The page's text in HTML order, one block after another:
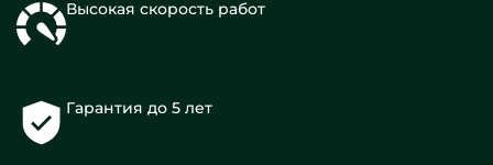
Высокая скорость работ
Гарантия до 5 лет